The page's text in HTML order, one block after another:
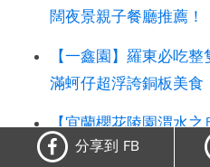
闊夜景親子餐廳推薦！
【一鑫園】羅東必吃
滿蚵仔超浮誇銅板美食
【宜蘭櫻花陵園渭水
平原絕美景致～IG打卡
分享到 FB